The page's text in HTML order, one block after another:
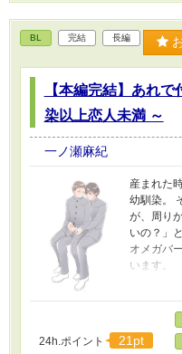
BL 完結 長編
【本編完結】あれ
染以上恋人未満 ～
一ノ瀬麻紀
産まれた
幼馴染。
が、周り
いの？」
オメガバ
います。
置き場』
と嬉しい
ピンオフ2
絵は、ト
24h.ポイント 21pt